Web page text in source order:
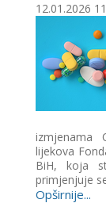
12.01.2026
izmjenama
lijekova
BiH, koja
primjenjuje
Opširnije...